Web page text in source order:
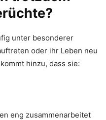
unter besonderer
oder ihr Leben neu
hinzu, dass sie:
eng zusammenarbeitet